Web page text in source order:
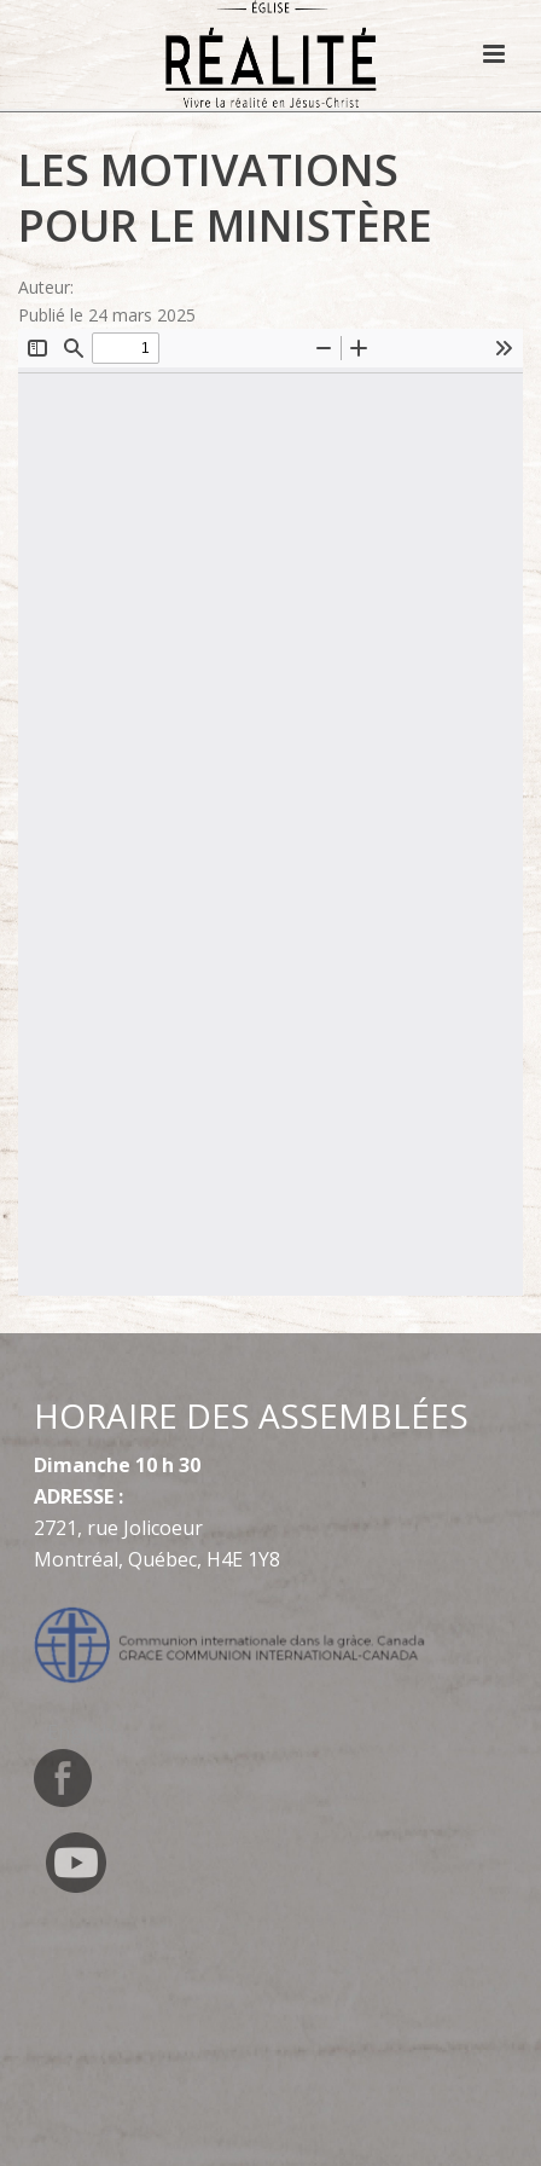
LES MOTIVATIONS
POUR LE MINISTÈRE
Auteur:
Publié le 24 mars 2025
HORAIRE DES ASSEMBLÉES
Dimanche 10 h 30
ADRESSE :
2721, rue Jolicoeur
Montréal, Québec, H4E 1Y8